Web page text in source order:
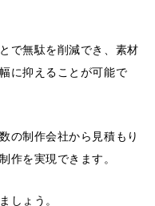
で無駄を削減でき、素材
に抑えることが可能で
の制作会社から見積もり
作を実現できます。
しょう。